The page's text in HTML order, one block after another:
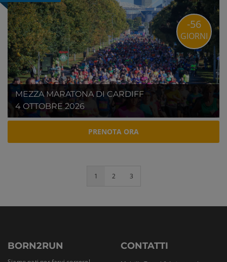
MEZZA MARATONA DI CARDIFF
4 OTTOBRE 2026
-56
GIORNI
PRENOTA ORA
1 2 3
BORN2RUN CONTATTI